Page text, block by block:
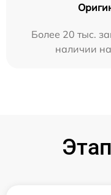
Более 20 тыс.
наличии